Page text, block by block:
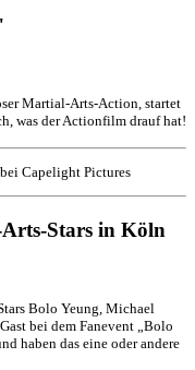
Martial-Arts-Action, startet
was der Actionfilm drauf hat!
Capelight Pictures
Stars in Köln
Bolo Yeung, Michael
bei dem Fanevent „Bolo
haben das eine oder andere